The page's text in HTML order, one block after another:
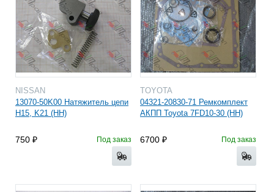
NISSAN
13070-50K00 Натяжитель цепи
H15, K21 (HH)
750 Под заказ
TOYOTA
04321-20830-71 Ремкомплект
АКПП Toyota 7FD10-30 (HH)
6700 Под заказ